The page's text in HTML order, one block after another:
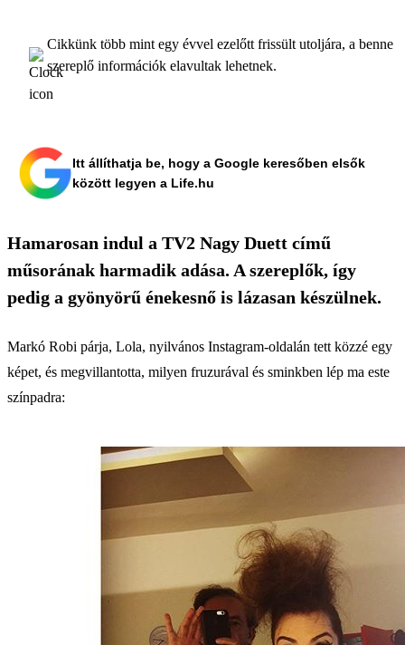
Cikkünk több mint egy évvel ezelőtt frissült utoljára, a benne
szereplő információk elavultak lehetnek.
Itt állíthatja be, hogy a Google keresőben elsők
között legyen a Life.hu
Hamarosan indul a TV2 Nagy Duett című
műsorának harmadik adása. A szereplők, így
pedig a gyönyörű énekesnő is lázasan készülnek.
Markó Robi párja, Lola, nyilvános Instagram-oldalán tett közzé egy
képet, és megvillantotta, milyen fruzurával és sminkben lép ma este
színpadra: